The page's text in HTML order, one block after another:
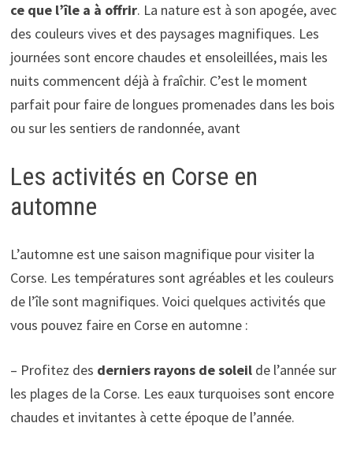
ce que l’île a à offrir. La nature est à son apogée, avec
des couleurs vives et des paysages magnifiques. Les
journées sont encore chaudes et ensoleillées, mais les
nuits commencent déjà à fraîchir. C’est le moment
parfait pour faire de longues promenades dans les bois
ou sur les sentiers de randonnée, avant
Les activités en Corse en
automne
L’automne est une saison magnifique pour visiter la
Corse. Les températures sont agréables et les couleurs
de l’île sont magnifiques. Voici quelques activités que
vous pouvez faire en Corse en automne :
– Profitez des derniers rayons de soleilde l’année sur
les plages de la Corse. Les eaux turquoises sont encore
chaudes et invitantes à cette époque de l’année.